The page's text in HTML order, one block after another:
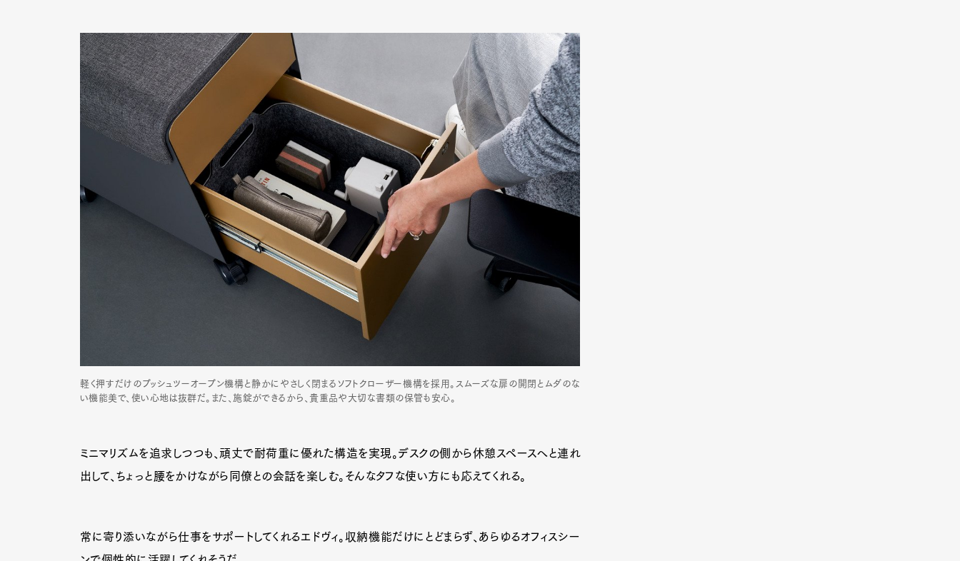
軽く押すだけのプッシュツーオープン機構と静かにやさしく閉まるソフトクローザー機構を採用。スムーズな扉の開閉とムダのな
い機能美で、使い心地は抜群だ。また、施錠ができるから、貴重品や大切な書類の保管も安心。
ミニマリズムを追求しつつも、頑丈で耐荷重に優れた構造を実現。デスクの側から休憩スペースへと連れ
出して、ちょっと腰をかけながら同僚との会話を楽しむ。そんなタフな使い方にも応えてくれる。
常に寄り添いながら仕事をサポートしてくれるエドヴィ。収納機能だけにとどまらず、あらゆるオフィスシー